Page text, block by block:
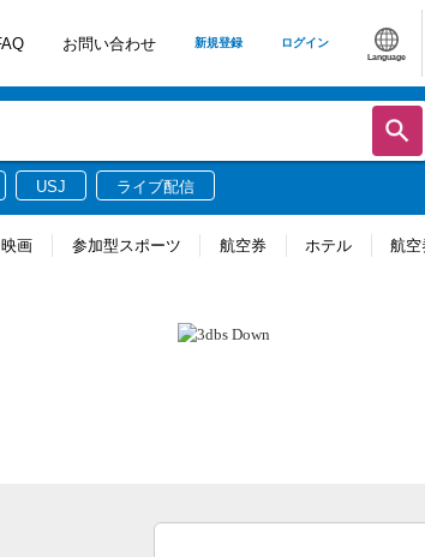
お問い合わせ 新規登録 ログイン
Language
USJ ライブ配信
映画 参加型スポーツ 航空券 ホテル 航空